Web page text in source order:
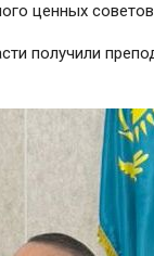
ценных
получили